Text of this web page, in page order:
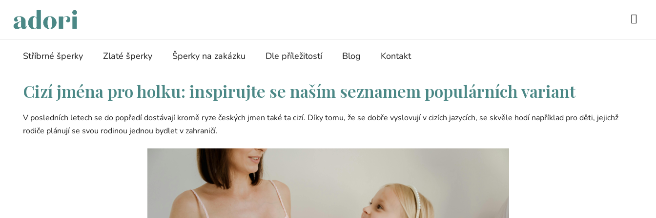
obsah
Stříbrné šperky Zlaté šperky Šperky na zakázku Dle příležitostí Blog Kontakt
Cizí jména pro holku: inspirujte se naším seznamem populárních variant
V posledních letech se do popředí dostávají kromě ryze českých jmen také ta cizí. Díky tomu, že se dobře vyslovují v cizích jazycích, se skvěle hodí například pro děti, jejichž
rodiče plánují se svou rodinou jednou bydlet v zahraničí.